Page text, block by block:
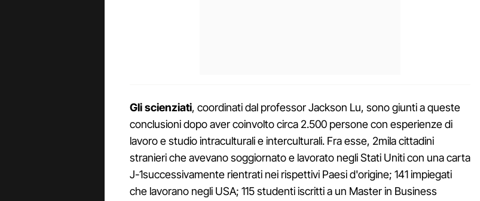
Gli scienziati, coordinati dal professor Jackson Lu, sono giunti a queste
conclusioni dopo aver coinvolto circa 2.500 persone con esperienze di
lavoro e studio intraculturali e interculturali. Fra esse, 2mila cittadini
stranieri che avevano soggiornato e lavorato negli Stati Uniti con una carta
J-1successivamente rientrati nei rispettivi Paesi d'origine; 141 impiegati
che lavorano negli USA; 115 studenti iscritti a un Master in Business